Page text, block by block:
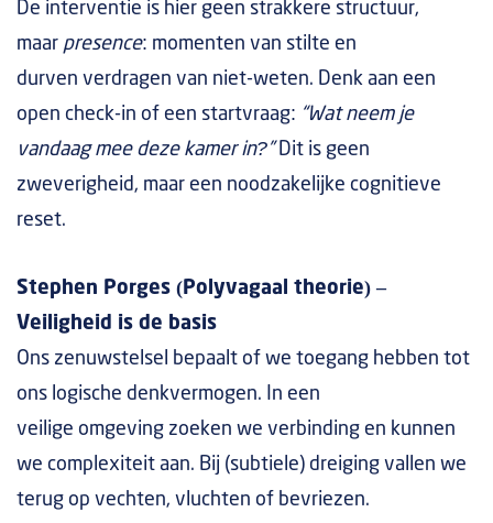
De interventie is hier geen strakkere structuur,
maar presence: momenten van stilte en
durven verdragen van niet-weten. Denk aan een
open check-in of een startvraag: “Wat neem je
vandaag mee deze kamer in?”Dit is geen
zweverigheid, maar een noodzakelijke cognitieve
reset.
Stephen Porges (Polyvagaal theorie) –
Veiligheid is de basis
Ons zenuwstelsel bepaalt of we toegang hebben tot
ons logische denkvermogen. In een
veilige omgeving zoeken we verbinding en kunnen
we complexiteit aan. Bij (subtiele) dreiging vallen we
terug op vechten, vluchten of bevriezen.